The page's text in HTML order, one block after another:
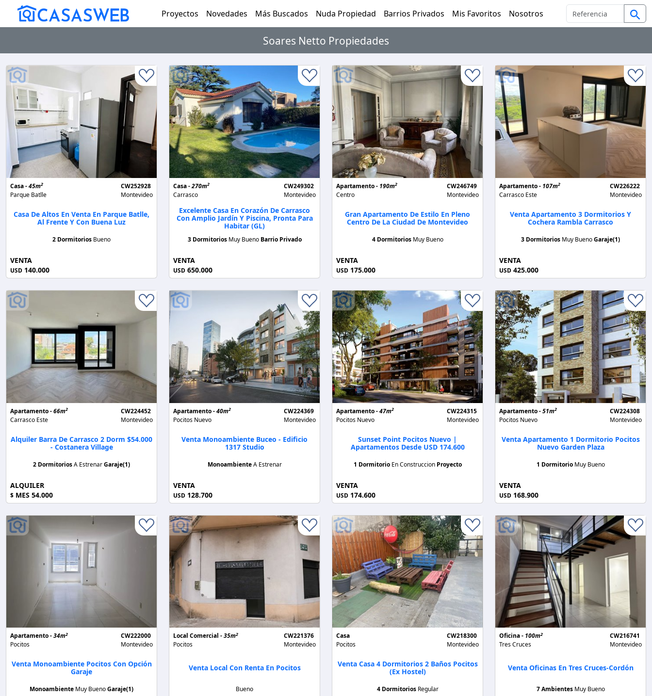
Proyectos Novedades Más Buscados Nuda Propiedad Barrios Privados Mis Favoritos Nosotros
Soares Netto Propiedades
Casa -45m2
Parque Batlle
CW252928
Montevideo
Casa De Altos En Venta En Parque Batlle,
Al Frente Y Con Buena Luz
2 Dormitorios Bueno
VENTA
USD 140.000
Casa -270m2
Carrasco
CW249302
Montevideo
Excelente Casa En Corazón De Carrasco
Con Amplio Jardín Y Piscina, Pronta Para
Habitar (GL)
3 Dormitorios Muy Bueno Barrio Privado
VENTA
USD 650.000
Apartamento - 190m2
Centro
CW246749
Montevideo
Gran Apartamento De Estilo En Pleno
Centro De La Ciudad De Montevideo
4 Dormitorios Muy Bueno
VENTA
USD 175.000
Apartamento - 107m2
Carrasco Este
CW226222
Montevideo
Venta Apartamento 3 Dormitorios Y
Cochera Rambla Carrasco
3 Dormitorios Muy BuenoGaraje(1)
VENTA
USD 425.000
Apartamento -66m2
Carrasco Este
CW224452
Montevideo
Alquiler Barra De Carrasco 2 Dorm $54.000
- Costanera Village
2 DormitoriosA EstrenarGaraje(1)
ALQUILER
$ MES 54.000
Apartamento -40m2
Pocitos Nuevo
CW224369
Montevideo
Venta Monoambiente Buceo - Edificio
1317 Studio
MonoambienteA Estrenar
VENTA
USD 128.700
Apartamento -47m2
Pocitos Nuevo
CW224315
Montevideo
Sunset Point Pocitos Nuevo |
Apartamentos Desde USD 174.600
1 Dormitorio En Construccion Proyecto
VENTA
USD 174.600
Apartamento -51m2
Pocitos Nuevo
CW224308
Montevideo
Venta Apartamento 1 Dormitorio Pocitos
Nuevo Garden Plaza
1 Dormitorio Muy Bueno
VENTA
USD 168.900
Apartamento -34m2
Pocitos
CW222000
Montevideo
Venta Monoambiente Pocitos Con Opción
Garaje
Monoambiente Muy BuenoGaraje(1)
Local Comercial -35m2
Pocitos
CW221376
Montevideo
Venta Local Con Renta En Pocitos
Bueno
Casa
Pocitos
CW218300
Montevideo
Venta Casa 4 Dormitorios 2 Baños Pocitos
(Ex Hostel)
4 Dormitorios Regular
Oficina - 100m2
Tres Cruces
CW216741
Montevideo
Venta Oficinas En Tres Cruces-Cordón
7 AmbientesMuy Bueno